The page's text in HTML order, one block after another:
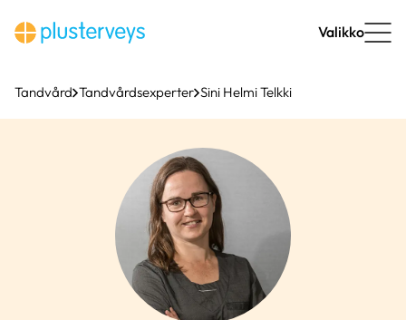
till
innehåll
Valikko
Tandvård Tandvårdsexperter Sini Helmi Telkki